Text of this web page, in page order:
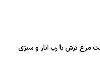
ترش با رب انار و سبزی